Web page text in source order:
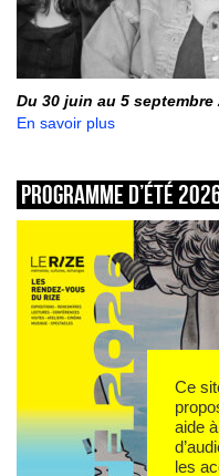
Du 30 juin au 5 septembre
En savoir plus
Programme d’été
Ce
aide
les